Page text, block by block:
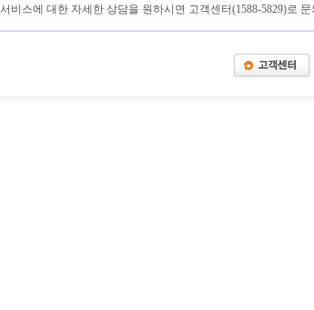
서비스에 대한 자세한 상담을 원하시면 고객센터(1588-5829)로